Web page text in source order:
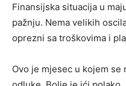
Finansijska situacija u
pažnju. Nema velikih
oprezni sa troškovima i
Ovo je mjesec u kojem